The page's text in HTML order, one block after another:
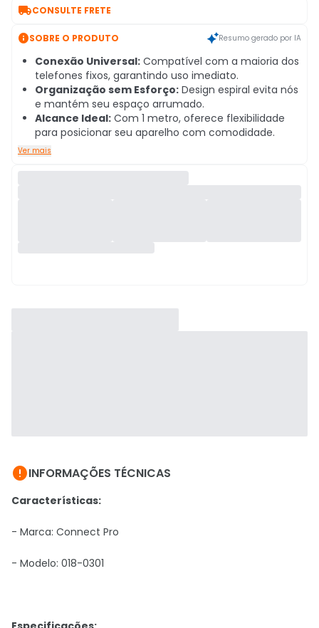
CONSULTE FRETE
SOBRE O PRODUTO Resumo gerado por IA
Conexão Universal: Compatível com a maioria dos
telefones fixos, garantindo uso imediato.
Organização sem Esforço: Design espiral evita nós
e mantém seu espaço arrumado.
Alcance Ideal: Com 1 metro, oferece flexibilidade
para posicionar seu aparelho com comodidade.
Ver mais
INFORMAÇÕES TÉCNICAS
Características:
- Marca: Connect Pro
- Modelo: 018-0301